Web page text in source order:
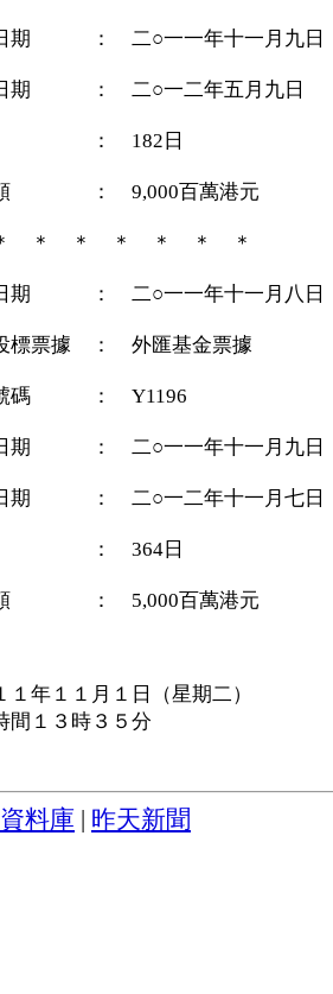
期 ： 二○一一年十一月九日
期 ： 二○一二年五月九日
： 182日
額 ： 9,000百萬港元
＊ ＊ ＊ ＊ ＊ ＊
期 ： 二○一一年十一月八日
標票據 ： 外匯基金票據
號碼 ： Y1196
期 ： 二○一一年十一月九日
期 ： 二○一二年十一月七日
： 364日
額 ： 5,000百萬港元
１年１１月１日（星期二）
間１３時３５分
料庫 昨天新聞